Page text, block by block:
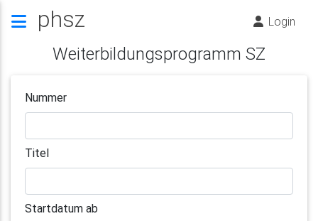
phsz Login
Weiterbildungsprogramm SZ
Nummer
Titel
Startdatum ab